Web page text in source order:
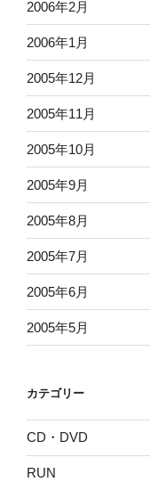
2006年2月
2006年1月
2005年12月
2005年11月
2005年10月
2005年9月
2005年8月
2005年7月
2005年6月
2005年5月
カテゴリー
CD・DVD
RUN